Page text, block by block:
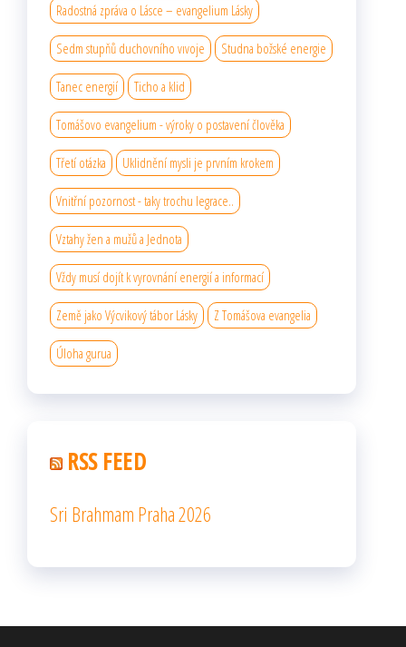
Radostná zpráva o Lásce – evangelium Lásky
Sedm stupňů duchovního vıvoje Studna božské energie
Tanec energií Ticho a klid
Tomášovo evangelium - výroky o postavení člověka
Třetí otázka Uklidnění mysli je prvním krokem
Vnitřní pozornost - taky trochu legrace..
Vztahy žen a mužů a Jednota
Vždy musí dojít k vyrovnání energií a informací
Země jako Výcvikový tábor Lásky Z Tomášova evangelia
Úloha gurua
RSS FEED
Sri Brahmam Praha 2026